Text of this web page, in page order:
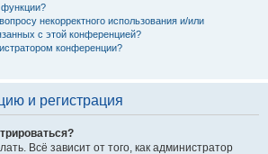
функции?
некорректного использования и/или
с этой конференцией?
конференции?
и регистрация
Всё зависит от того, как администратор